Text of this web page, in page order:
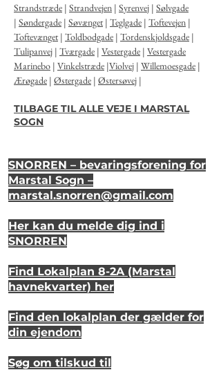
Strandstræde | Strandvejen | Syrenvej | Sølvgade
| Søndergade | Søvænget| Teglgade | Toftevejen |
Toftevænget| Toldbodgade | Tordenskjoldsgade |
Tulipanvej | Tværgade | Vestergade | Vestergade
Marinebo | Vinkelstræde |Violvej | Willemoesgade |
Ærøgade | Østergade | Østersøvej |
TILBAGE TIL ALLE VEJE I MARSTAL
SOGN
SNORREN – bevaringsforening for
Marstal Sogn –
marstal.snorren@gmail.com
Her kan du melde dig ind i
SNORREN
Find Lokalplan 8-2A (Marstal
havnekvarter) her
Find den lokalplan der gælder for
din ejendom
Søg om tilskud til